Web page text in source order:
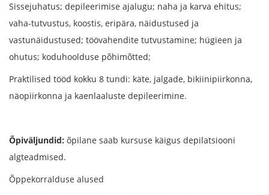
Sissejuhatus; depileerimise ajalugu; naha ja karva ehitus;
vaha-tutvustus, koostis, eripära, näidustused ja
vastunäidustused; töövahendite tutvustamine; hügieen ja
ohutus; koduhoolduse põhimõtted;
Praktilised tööd kokku 8 tundi: käte, jalgade, bikiinipiirkonna,
näopiirkonna ja kaenlaaluste depileerimine.
Õpiväljundid: õpilane saab kursuse käigus depilatsiooni
algteadmised.
Õppekorralduse alused